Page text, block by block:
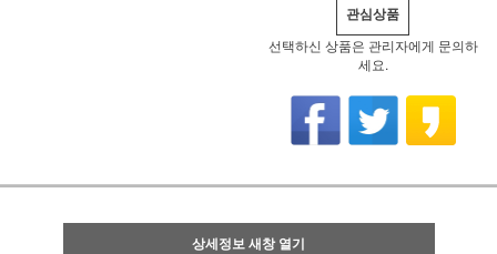
관심상품
선택하신 상품은 관리자에게 문의하
세요.
상세정보 새창 열기